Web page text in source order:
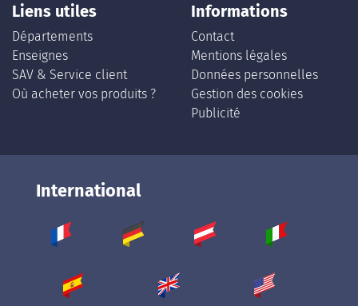
Liens utiles
Départements
Enseignes
SAV & Service client
Où acheter vos produits ?
Informations
Contact
Mentions légales
Données personnelles
Gestion des cookies
Publicité
International